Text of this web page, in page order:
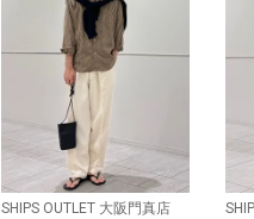
SHIPS OUTLET 大阪門真店